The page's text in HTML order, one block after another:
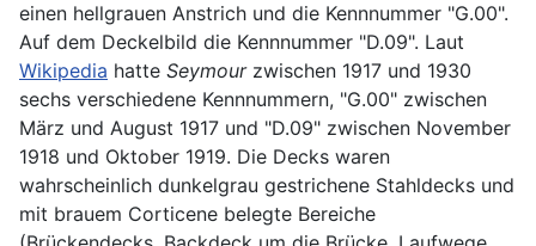
einen hellgrauen Anstrich und die Kennnummer "G.00".
Auf dem Deckelbild die Kennnummer "D.09". Laut
Wikipedia hatte Seymourzwischen 1917 und 1930
sechs verschiedene Kennnummern, "G.00" zwischen
März und August 1917 und "D.09" zwischen November
1918 und Oktober 1919. Die Decks waren
wahrscheinlich dunkelgrau gestrichene Stahldecks und
mit brauem Corticene belegte Bereiche